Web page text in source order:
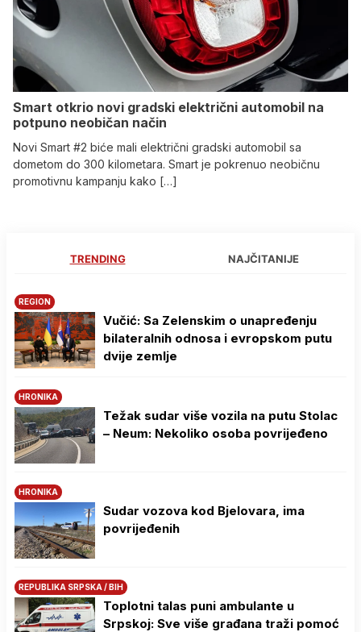
Smart otkrio novi gradski električni automobil na
potpuno neobičan način
Novi Smart #2 biće mali električni gradski automobil sa
dometom do 300 kilometara. Smart je pokrenuo neobičnu
promotivnu kampanju kako […]
TRENDING NAJČITANIJE
REGION
Vučić: Sa Zelenskim o unapređenju
bilateralnih odnosa i evropskom putu
dvije zemlje
HRONIKA
Težak sudar više vozila na putu Stolac
– Neum: Nekoliko osoba povrijeđeno
HRONIKA
Sudar vozova kod Bjelovara, ima
povrijeđenih
REPUBLIKA SRPSKA / BIH
Toplotni talas puni ambulante u
Srpskoj: Sve više građana traži pomoć